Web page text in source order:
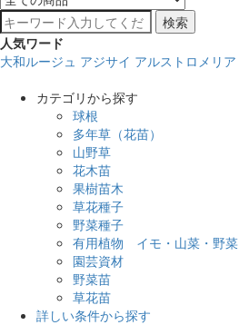
検索
人気ワード
大和ルージュ アジサイ アルストロメリア
カテゴリから探す
球根
多年草（花苗）
山野草
花木苗
果樹苗木
草花種子
野菜種子
有用植物 イモ・山菜・野菜
園芸資材
野菜苗
草花苗
詳しい条件から探す